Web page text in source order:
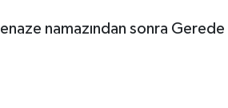
namazından sonra Gerede